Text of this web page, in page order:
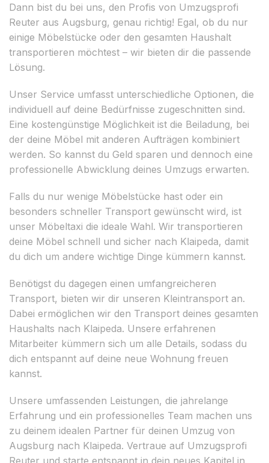
Dann bist du bei uns, den Profis von Umzugsprofi
Reuter aus Augsburg, genau richtig! Egal, ob du nur
einige Möbelstücke oder den gesamten Haushalt
transportieren möchtest – wir bieten dir die passende
Lösung.
Unser Service umfasst unterschiedliche Optionen, die
individuell auf deine Bedürfnisse zugeschnitten sind.
Eine kostengünstige Möglichkeit ist die Beiladung, bei
der deine Möbel mit anderen Aufträgen kombiniert
werden. So kannst du Geld sparen und dennoch eine
professionelle Abwicklung deines Umzugs erwarten.
Falls du nur wenige Möbelstücke hast oder ein
besonders schneller Transport gewünscht wird, ist
unser Möbeltaxi die ideale Wahl. Wir transportieren
deine Möbel schnell und sicher nach Klaipeda, damit
du dich um andere wichtige Dinge kümmern kannst.
Benötigst du dagegen einen umfangreicheren
Transport, bieten wir dir unseren Kleintransport an.
Dabei ermöglichen wir den Transport deines gesamten
Haushalts nach Klaipeda. Unsere erfahrenen
Mitarbeiter kümmern sich um alle Details, sodass du
dich entspannt auf deine neue Wohnung freuen
kannst.
Unsere umfassenden Leistungen, die jahrelange
Erfahrung und ein professionelles Team machen uns
zu deinem idealen Partner für deinen Umzug von
Augsburg nach Klaipeda. Vertraue auf Umzugsprofi
Reuter und starte entspannt in dein neues Kapitel in